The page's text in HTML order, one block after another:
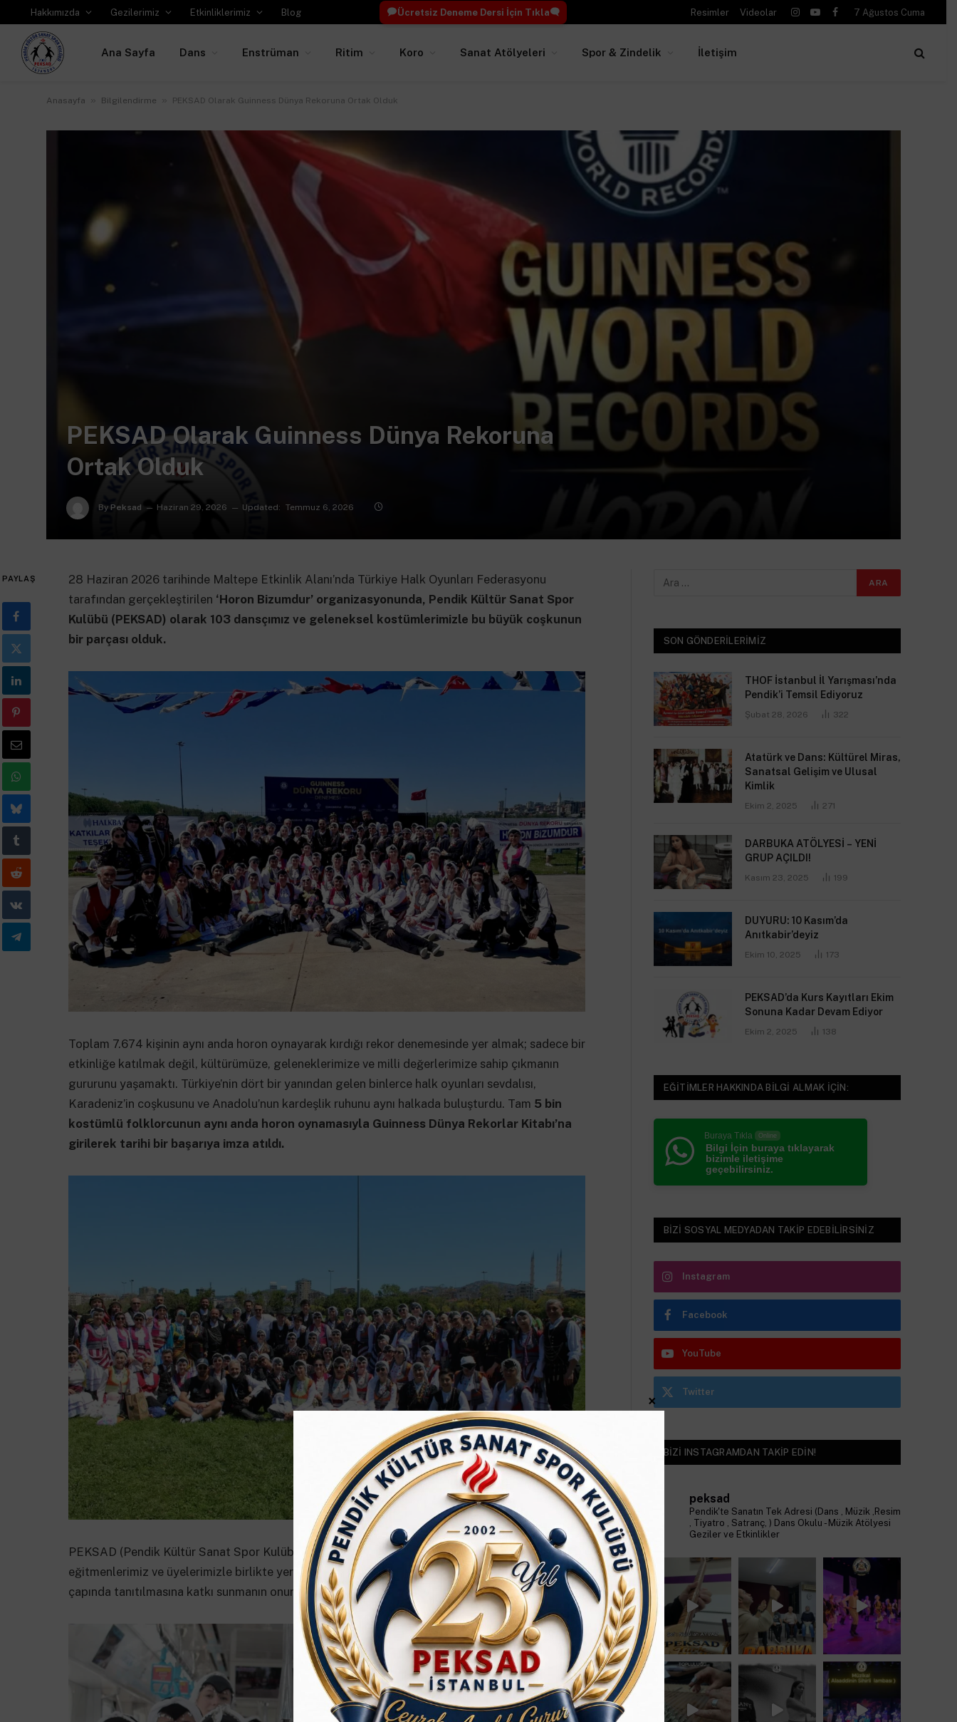
Hakkımızda Gezilerimiz Etkinliklerimiz Blog Ücretsiz Deneme Dersi İçin Tıkla Resimler Videolar
Instagram
YouTubeFacebook
7 Ağustos Cuma
Ana Sayfa Dans Enstrüman Ritim Koro Sanat Atölyeleri Spor & Zindelik İletişim
Anasayfa » Bilgilendirme » PEKSAD Olarak Guinness Dünya Rekoruna Ortak Olduk
PEKSAD Olarak Guinness Dünya Rekoruna
Ortak Olduk
By Peksad Haziran 29, 2026 Updated: Temmuz 6, 2026
PAYLAŞ
28 Haziran 2026 tarihinde Maltepe Etkinlik Alanı’nda Türkiye Halk Oyunları Federasyonu
tarafından gerçekleştirilen ‘Horon Bizumdur’ organizasyonunda, Pendik Kültür Sanat Spor
Kulübü (PEKSAD) olarak 103 dansçımız ve geleneksel kostümlerimizle bu büyük coşkunun
bir parçası olduk.
Toplam 7.674 kişinin aynı anda horon oynayarak kırdığı rekor denemesinde yer almak; sadece bir
etkinliğe katılmak değil, kültürümüze, geleneklerimize ve milli değerlerimize sahip çıkmanın
gururunu yaşamaktı. Türkiye’nin dört bir yanından gelen binlerce halk oyunları sevdalısı,
Karadeniz’in coşkusunu ve Anadolu’nun kardeşlik ruhunu aynı halkada buluşturdu. Tam 5 bin
kostümlü folklorcunun aynı anda horon oynamasıyla Guinness Dünya Rekorlar Kitabı’na
girilerek tarihi bir başarıya imza atıldı.
PEKSAD (Pendik Kültür Sanat Spor Kulübü) olarak, bu anlamlı organizasyonda kursiyerlerimiz,
eğitmenlerimiz ve üyelerimizle birlikte yer alarak kültürel mirasımızın yaşatılmasına ve dünya
çapında tanıtılmasına katkı sunmanın onurunu yaşadık.
SON GÖNDERILERIMIZ
THOF İstanbul İl Yarışması’nda
Pendik’i Temsil Ediyoruz
Şubat 28, 2026 322
Atatürk ve Dans: Kültürel Miras,
Sanatsal Gelişim ve Ulusal
Kimlik
Ekim 2, 2025 271
DARBUKA ATÖLYESİ – YENİ
GRUP AÇILDI!
Kasım 23, 2025 199
DUYURU: 10 Kasım’da
Anıtkabir’deyiz
Ekim 10, 2025 173
PEKSAD’da Kurs Kayıtları Ekim
Sonuna Kadar Devam Ediyor
Ekim 2, 2025 138
EĞITIMLER HAKKINDA BILGI ALMAK IÇIN:
Buraya Tıkla Online
Bilgi İçin buraya tıklayarak
bizimle iletişime
geçebilirsiniz.
BIZI SOSYAL MEDYADAN TAKIP EDEBILIRSINIZ
Instagram
Facebook
YouTube
Twitter
BIZI INSTAGRAMDAN TAKIP EDIN!
peksad
Pendik'te Sanatın Tek Adresi (Dans , Müzik ,Resim
, Tiyatro , Satranç, ) Dans Okulu - Müzik Atölyesi
Geziler ve Etkinlikler
×